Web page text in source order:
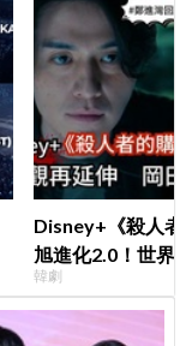
Disney+《殺人者
旭進化2.0！世界
登場竟殺了「他」
韓劇